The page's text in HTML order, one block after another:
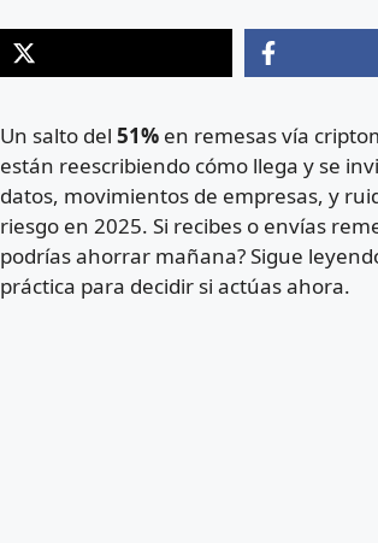
Un salto del 51% en remesas vía
están reescribiendo cómo llega y se
datos, movimientos de empresas, y
riesgo en 2025. Si recibes o envías
podrías ahorrar mañana? Sigue
práctica para decidir si actúas ahora.